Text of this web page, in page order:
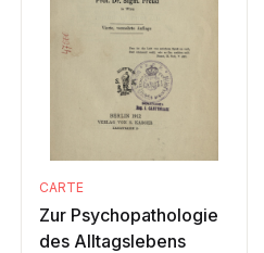
CARTE
Zur Psychopathologie
des Alltagslebens